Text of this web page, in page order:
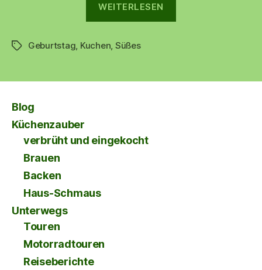
WEITERLESEN
Schlagwörter
Geburtstag, Kuchen, Süßes
Blog
Küchenzauber
verbrüht und eingekocht
Brauen
Backen
Haus-Schmaus
Unterwegs
Touren
Motorradtouren
Reiseberichte